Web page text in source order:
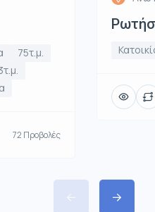
75τ.μ.
72 Προβολές